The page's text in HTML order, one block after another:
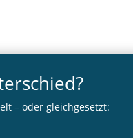
– oder gleichgesetzt: